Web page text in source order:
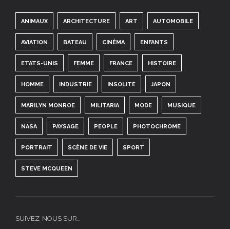
ANIMAUX ARCHITECTURE ART AUTOMOBILE
AVIATION BATEAU CINÉMA ENFANTS
ETATS-UNIS FEMME FRANCE HISTOIRE
HOMME INDUSTRIE INSOLITE JAPON
MARILYN MONROE MILITARIA MODE MUSIQUE
NASA PAYSAGE PEOPLE PHOTOCHROME
PORTRAIT SCÈNE DE VIE SPORT
STEVE MCQUEEN
SUIVEZ-NOUS SUR…